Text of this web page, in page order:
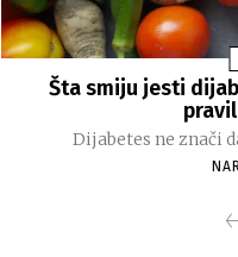
Šta smiju jesti
Dijabetes ne znači